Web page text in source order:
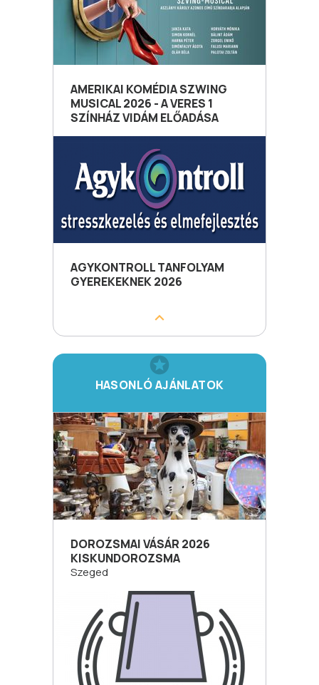
AMERIKAI KOMÉDIA SZWING
MUSICAL 2026 - A VERES 1
SZÍNHÁZ VIDÁM ELŐADÁSA
AGYKONTROLL TANFOLYAM
GYEREKEKNEK 2026
HASONLÓ AJÁNLATOK
DOROZSMAI VÁSÁR 2026
KISKUNDOROZSMA
Szeged